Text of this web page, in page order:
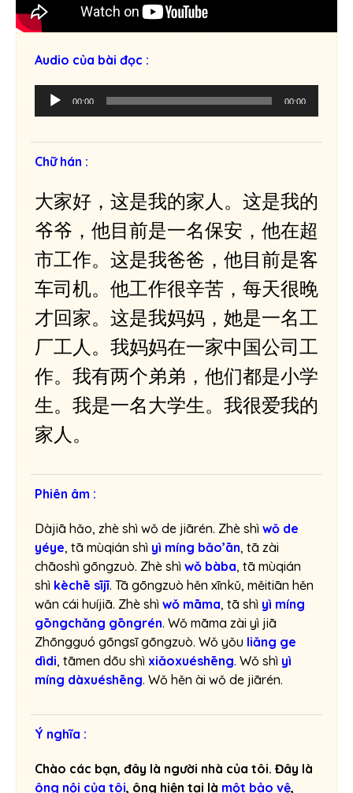
Audio của bài đọc :
h
h
á
â
m
h
a
n
h
00:00 00:00
Chữ hán :
大家好，这是我的家人。这是我的
爷爷，他目前是一名保安，他在超
市工作。这是我爸爸，他目前是客
车司机。他工作很辛苦，每天很晚
才回家。这是我妈妈，她是一名工
厂工人。我妈妈在一家中国公司工
作。我有两个弟弟，他们都是小学
生。我是一名大学生。我很爱我的
家人。
Phiên âm :
Dàjiā hǎo, zhè shì wǒ de jiārén. Zhè shì wǒ de
yéye, tā mùqián shì yì míng bǎo’ān, tā zài
chāoshì gōngzuò. Zhè shì wǒ bàba, tā mùqián
shì kèchē sījī. Tā gōngzuò hěn xīnkǔ, měitiān hěn
wǎn cái huíjiā. Zhè shì wǒ māma, tā shì yì míng
gōngchǎng gōngrén. Wǒ māma zài yì jiā
Zhōngguó gōngsī gōngzuò. Wǒ yǒu liǎng ge
dìdi, tāmen dōu shì xiǎoxuéshēng. Wǒ shì yì
míng dàxuéshēng. Wǒ hěn ài wǒ de jiārén.
Ý nghĩa :
Chào các bạn, đây là người nhà của tôi. Đây là
ông nội của tôi, ông hiện tại là một bảo vệ,